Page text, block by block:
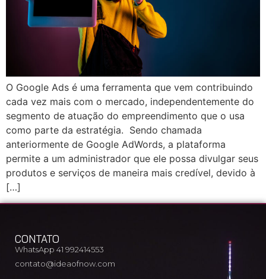
O Google Ads é uma ferramenta que vem contribuindo
cada vez mais com o mercado, independentemente do
segmento de atuação do empreendimento que o usa
como parte da estratégia. Sendo chamada
anteriormente de Google AdWords, a plataforma
permite a um administrador que ele possa divulgar seus
produtos e serviços de maneira mais credível, devido à
[…]
CONTATO
WhatsApp 41 992414553
contato@ideaofnow.com